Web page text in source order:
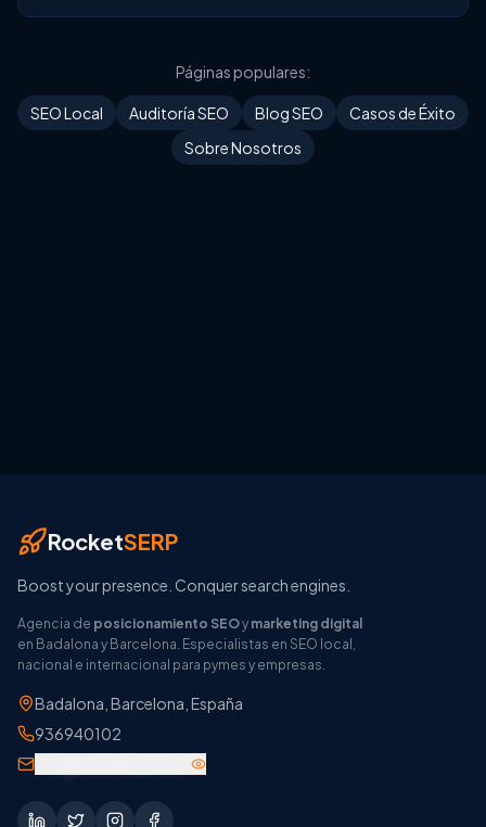
Páginas populares:
SEO Local Auditoría SEO Blog SEO
Casos de Éxito
Sobre Nosotros
RocketSERP
Boost your presence. Conquer search engines.
Agencia de posicionamiento SEOy marketing digital
en Badalona y Barcelona. Especialistas en SEO local,
nacional e internacional para pymes y empresas.
Badalona Barcelona España
936940102